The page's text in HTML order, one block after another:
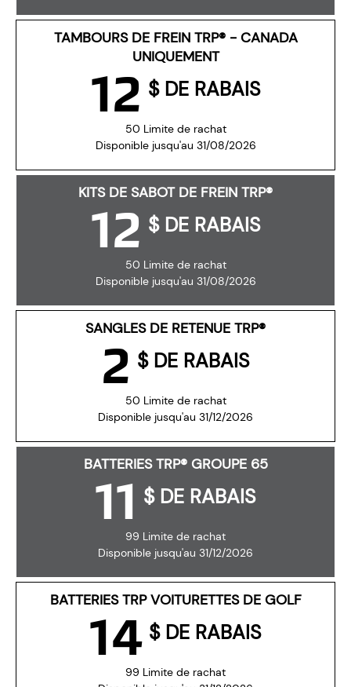
TAMBOURS DE FREIN TRP® - CANADA
UNIQUEMENT
50 Limite de rachat
Disponible jusqu'au 31/08/2026
12 $ DE RABAIS
KITS DE SABOT DE FREIN TRP®
50 Limite de rachat
Disponible jusqu'au 31/08/2026
12 $ DE RABAIS
SANGLES DE RETENUE TRP®
50 Limite de rachat
Disponible jusqu'au 31/12/2026
2 $ DE RABAIS
BATTERIES TRP® GROUPE 65
99 Limite de rachat
Disponible jusqu'au 31/12/2026
11 $ DE RABAIS
BATTERIES TRP VOITURETTES DE GOLF
99 Limite de rachat
14 $ DE RABAIS